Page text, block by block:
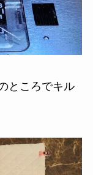
ところでキル